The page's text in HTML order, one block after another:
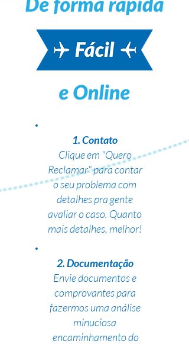
1. Contato
Clique em "Quero
Reclamar" para contar
o seu problema com
detalhes pra gente
avaliar o caso. Quanto
mais detalhes, melhor!
2. Documentação
Envie documentos e
comprovantes para
fazermos uma análise
minuciosa
encaminhamento do